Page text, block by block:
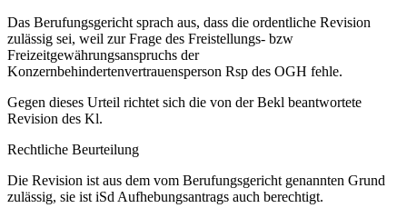
Das Berufungsgericht sprach aus, dass die ordentliche Revision
zulässig sei, weil zur Frage des Freistellungs- bzw
Freizeitgewährungsanspruchs der
Konzernbehindertenvertrauensperson Rsp des OGH fehle.
Gegen dieses Urteil richtet sich die von der Bekl beantwortete
Revision des Kl.
Rechtliche Beurteilung
Die Revision ist aus dem vom Berufungsgericht genannten Grund
zulässig, sie ist iSd Aufhebungsantrags auch berechtigt.